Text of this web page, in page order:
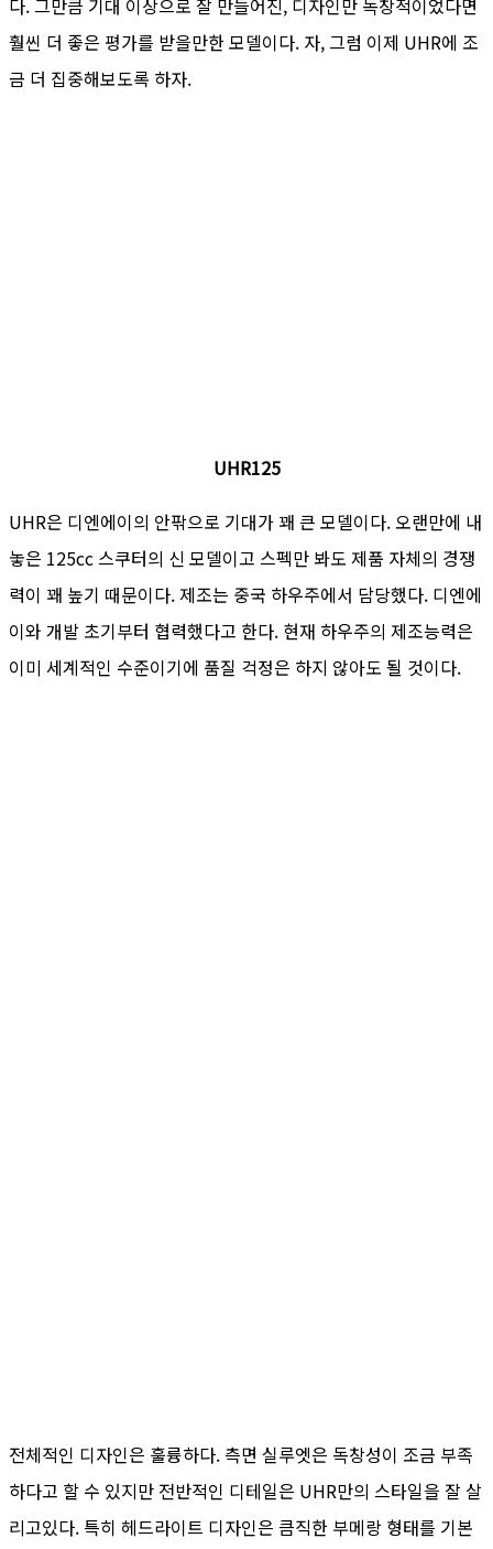
훨씬 더 좋은 평가를 받을만한 모델이다. 자, 그럼 이제 UHR에 조
금 더 집중해보도록 하자.
UHR125
UHR은 디엔에이의 안팎으로 기대가 꽤 큰 모델이다. 오랜만에 내
놓은 125cc 스쿠터의 신 모델이고 스펙만 봐도 제품 자체의 경쟁
력이 꽤 높기 때문이다. 제조는 중국 하우주에서 담당했다. 디엔에
이와 개발 초기부터 협력했다고 한다. 현재 하우주의 제조능력은
이미 세계적인 수준이기에 품질 걱정은 하지 않아도 될 것이다.
전체적인 디자인은 훌륭하다. 측면 실루엣은 독창성이 조금 부족
하다고 할 수 있지만 전반적인 디테일은 UHR만의 스타일을 잘 살
리고있다. 특히 헤드라이트 디자인은 큼직한 부메랑 형태를 기본